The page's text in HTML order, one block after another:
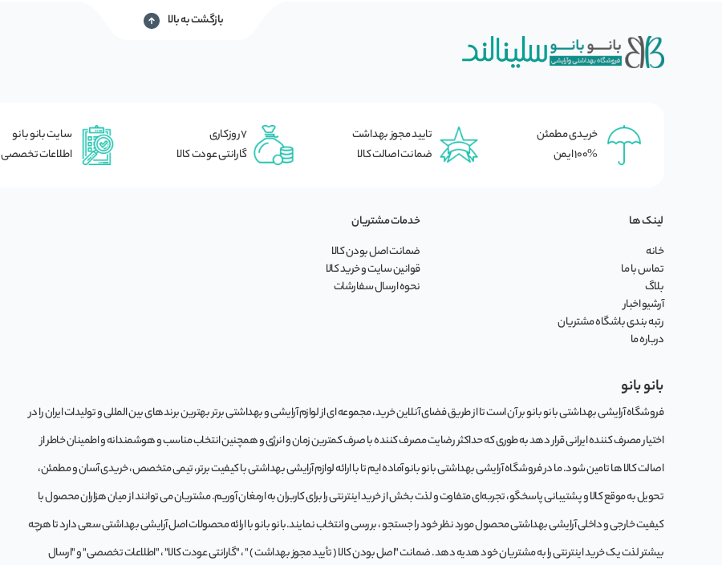
بازگشت به بالا
خریدی مطمئن
100% ایمن
تایید مجوز بهداشت
ضمانت اصالت کالا
7 روزکاری
گارانتی عودت کالا
سایت بانو بانو
اطلاعات تخصصی
لینک ها
خانه
تماس با ما
بلاگ
آرشیو اخبار
رتبه بندی باشگاه مشتریان
درباره ما
خدمات مشتریان
ضمانت اصل بودن کالا
قوانین سایت و خرید کالا
نحوه ارسال سفارشات
بانو بانو
فروشگاه آرایشی بهداشتی بانو بانو بر آن است تا از طریق فضای آنلاین خرید، مجموعه‌ ای از لوازم آرایشی و بهداشتی برتر بهترین برندهای بین المللی و تولیدات ایران را در
اختیار مصرف کننده ایرانی قرار دهد به طوری که حداکثر رضایت مصرف کننده با صرف کمترین زمان و انرژی و همچنین انتخاب مناسب و هوشمندانه و اطمینان خاطر از
اصالت کالا ها تامین شود. ما در فروشگاه آرایشی بهداشتی بانو بانو آماده ایم تا با ارائه لوازم آرایشی بهداشتی با کیفیت برتر، تیمی متخصص، خریدی آسان و مطمئن،
تحویل به موقع کالا و پشتیبانی پاسخگو، تجربه‌ای متفاوت و لذت بخش از خرید اینترنتی را برای کاربران به ارمغان آوریم. مشتريان می توانند از ميان هزاران محصول با
کيفيت خارجی و داخلی آرایشی بهداشتی محصول مورد نظر خود را جستجو ، بررسی و انتخاب نمايند.بانو بانو با ارائه محصولات اصل آرایشی بهداشتی سعی دارد تا هرچه
بیشتر لذت یک خرید اینترنتی را به مشتریان خود هدیه دهد. ضمانت "اصل بودن کالا ( تأیید مجوز بهداشت ) " ، "گارانتی عودت کالا" ، "اطلاعات تخصصی" و "ارسال